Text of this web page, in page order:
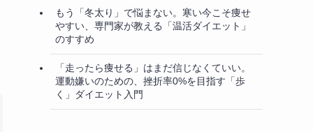
もう「冬太り」で悩まない。寒い今こそ痩せ
やすい、専門家が教える「温活ダイエット」
のすすめ
「走ったら痩せる」はまだ信じなくていい。
運動嫌いのための、挫折率0%を目指す「歩
く」ダイエット入門